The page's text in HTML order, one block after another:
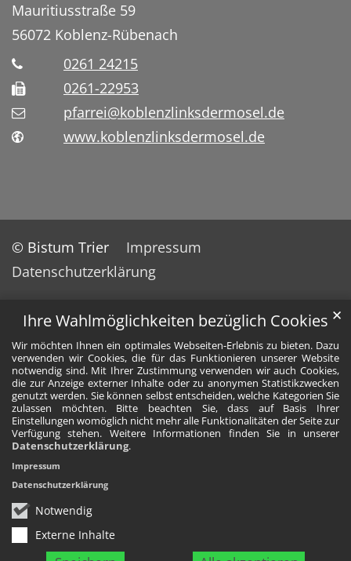
Ihre Wahlmöglichkeiten bezüglich Cookies
Wir möchten Ihnen ein optimales Webseiten-Erlebnis zu bieten. Dazu
verwenden wir Cookies, die für das Funktionieren unserer Website
notwendig sind. Mit Ihrer Zustimmung verwenden wir auch Cookies,
die zur Anzeige externer Inhalte oder zu anonymen Statistikzwecken
genutzt werden. Sie können selbst entscheiden, welche Kategorien Sie
zulassen möchten. Bitte beachten Sie, dass auf Basis Ihrer
Einstellungen womöglich nicht mehr alle Funktionalitäten der Seite zur
Verfügung stehen. Weitere Informationen finden Sie in unserer
Datenschutzerklärung.
Notwendig
Externe Inhalte
✕
Impressum
Datenschutzerklärung
Mauritiusstraße 59
56072 Koblenz-Rübenach
0261 24215
0261-22953
pfarrei@koblenzlinksdermosel.de
www.koblenzlinksdermosel.de
© Bistum Trier
Impressum
Datenschutzerklärung